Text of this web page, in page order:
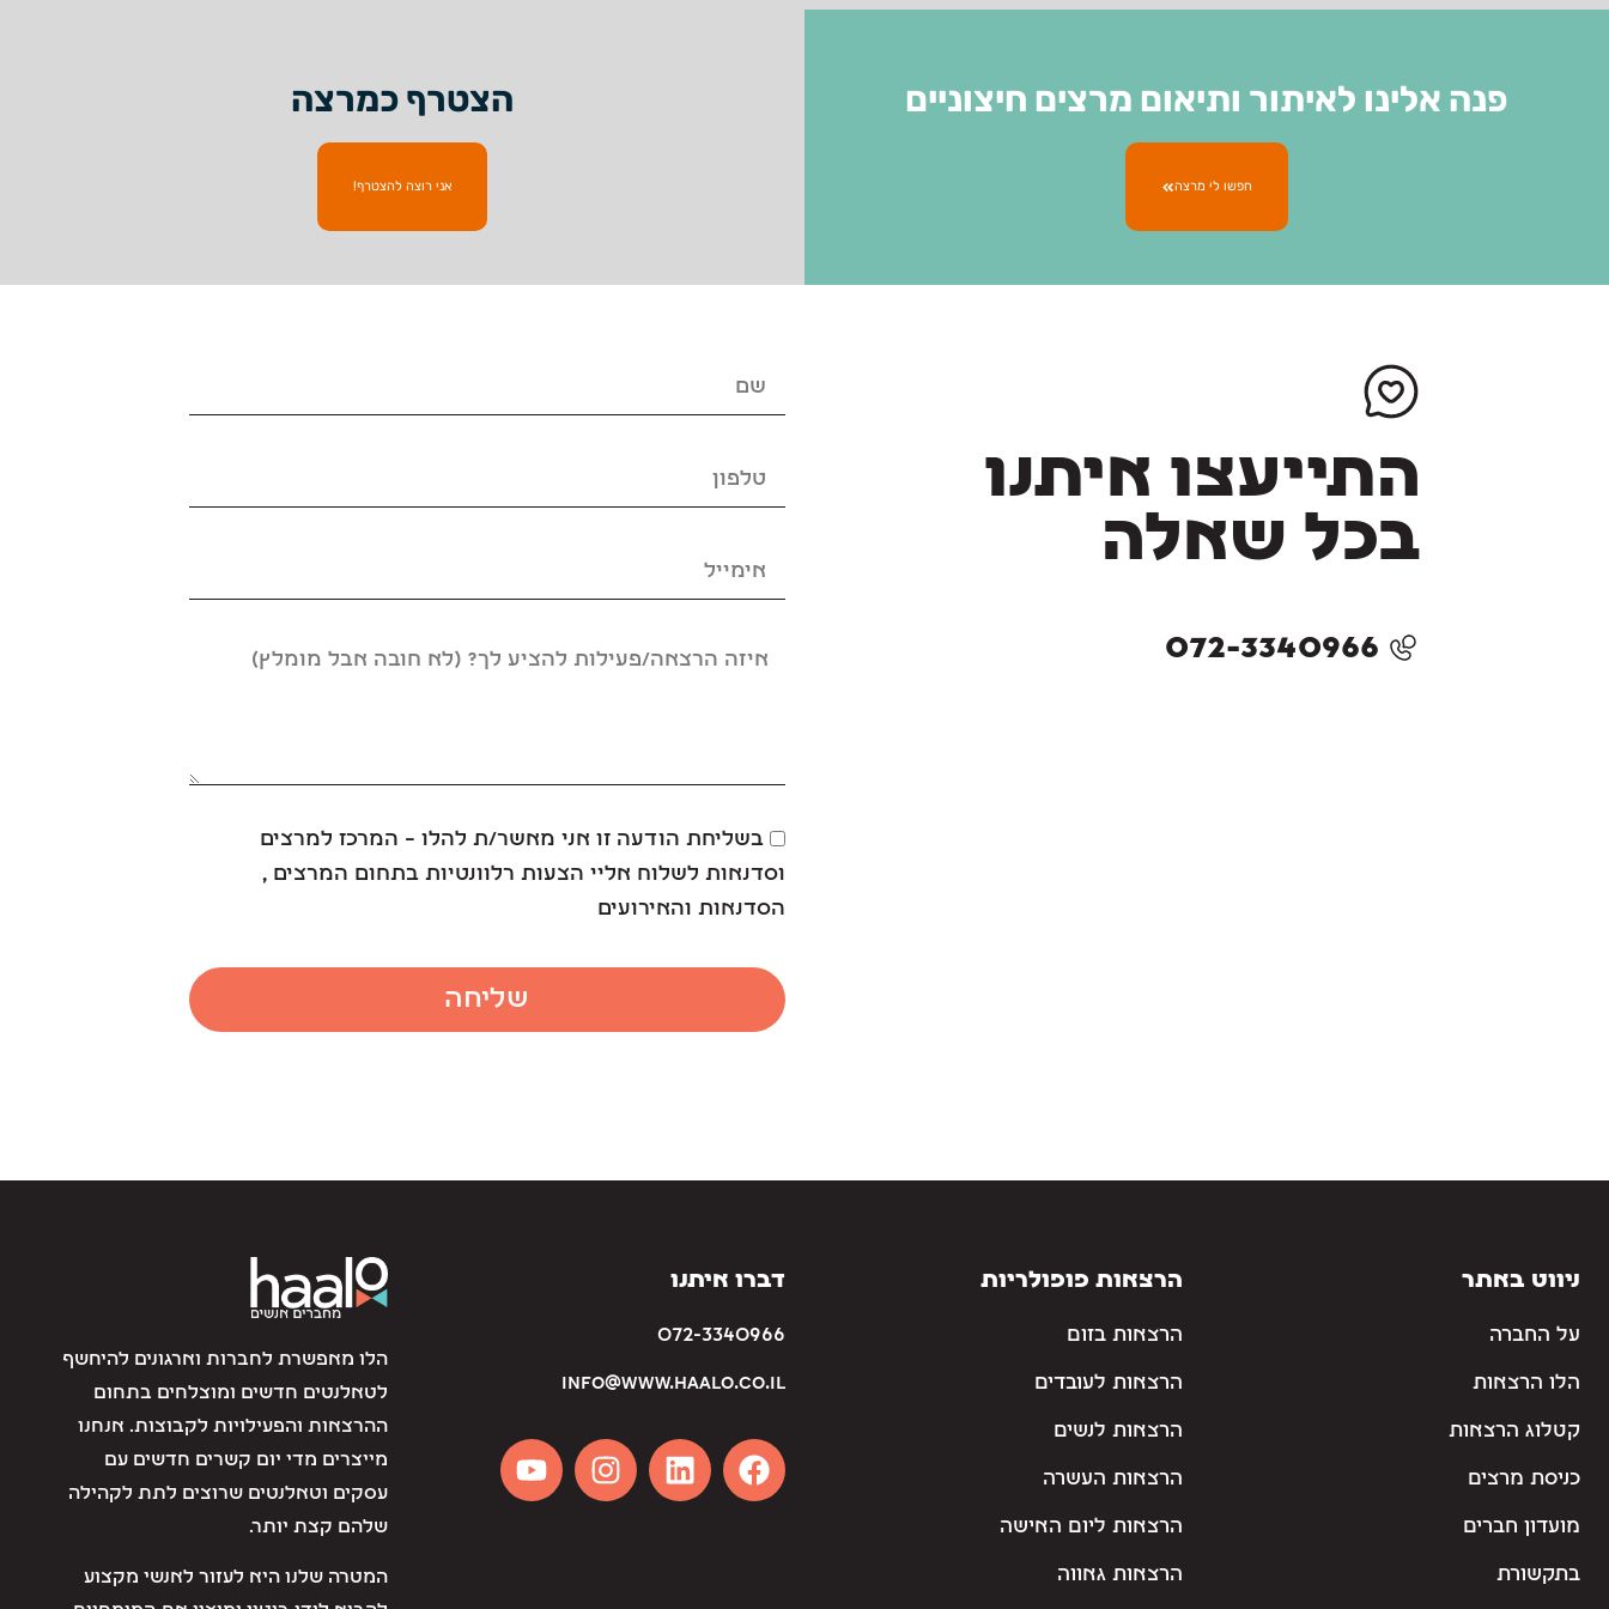
פנה אלינו לאיתור ותיאום מרצים חיצוניים
חפשו לי מרצה
הצטרף כמרצה
אני רוצה להצטרף!
התייעצו איתנו
בכל שאלה
072-3340966
בשליחת הודעה זו אני מאשר/ת להלו – המרכז למרצים
וסדנאות לשלוח אליי הצעות רלוונטיות בתחום המרצים ,
הסדנאות והאירועים
שליחה
ניווט באתר
על החברה
הלו הרצאות
קטלוג הרצאות
כניסת מרצים
מועדון חברים
בתקשורת
הרצאות פופולריות
הרצאות בזום
הרצאות לעובדים
הרצאות לנשים
הרצאות העשרה
הרצאות ליום האישה
הרצאות גאווה
דברו איתנו
072-3340966
info@www.haalo.co.il
הלו מאפשרת לחברות וארגונים להיחשף
לטאלנטים חדשים ומוצלחים בתחום
ההרצאות והפעילויות לקבוצות. אנחנו
מייצרים מדי יום קשרים חדשים עם
עסקים וטאלנטים שרוצים לתת לקהילה
שלהם קצת יותר.
המטרה שלנו היא לעזור לאנשי מקצוע